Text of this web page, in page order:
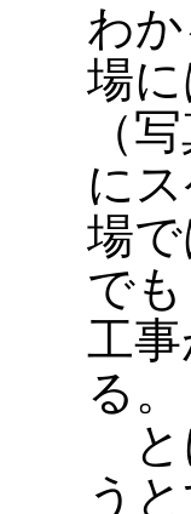
わ
場
（
に
場
で
工
る。
と
う